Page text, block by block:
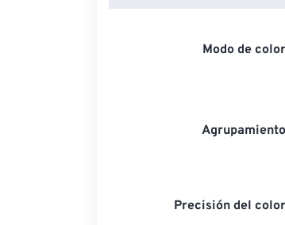
Modo de color
Agrupamiento
Precisión del color